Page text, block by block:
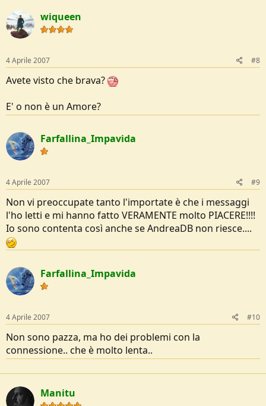
wiqueen
4 Aprile 2007 #8
Avete visto che brava?
E' o non è un Amore?
Farfallina_Impavida
4 Aprile 2007 #9
Non vi preoccupate tanto l'importate è che i messaggi
l'ho letti e mi hanno fatto VERAMENTE molto PIACERE!!!!
Io sono contenta così anche se AndreaDB non riesce....
Farfallina_Impavida
4 Aprile 2007 #10
Non sono pazza, ma ho dei problemi con la
connessione.. che è molto lenta..
Manitu